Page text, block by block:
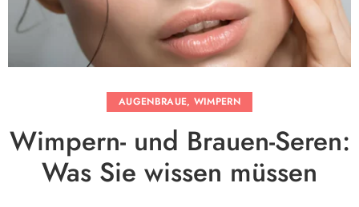
AUGENBRAUE, WIMPERN
Wimpern- und Brauen-Seren:
Was Sie wissen müssen